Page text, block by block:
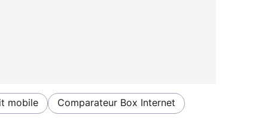
mobile Comparateur Box Internet